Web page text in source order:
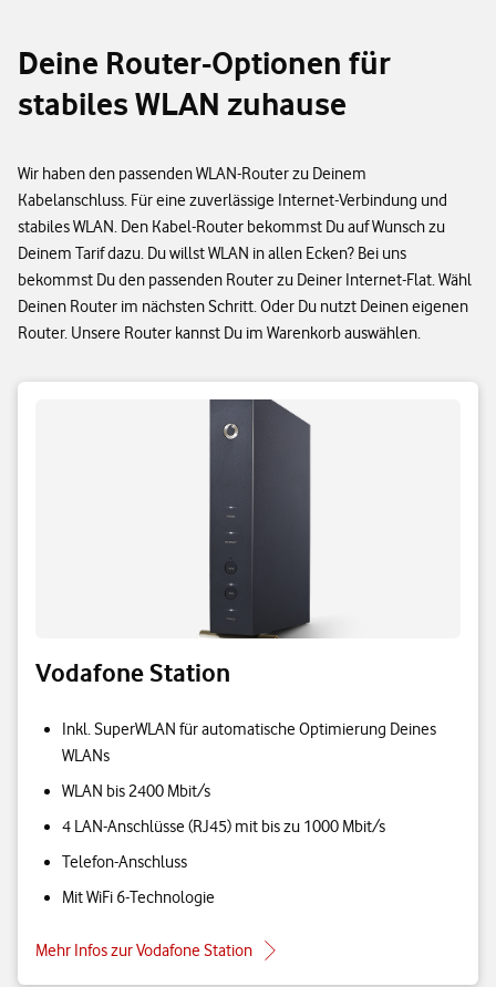
Deine Router-Optionen für
stabiles WLAN zuhause
Wir haben den passenden WLAN-Router zu Deinem
Kabelanschluss. Für eine zuverlässige Internet-Verbindung und
stabiles WLAN. Den Kabel-Router bekommst Du auf Wunsch zu
Deinem Tarif dazu. Du willst WLAN in allen Ecken? Bei uns
bekommst Du den passenden Router zu Deiner Internet-Flat. Wähl
Deinen Router im nächsten Schritt. Oder Du nutzt Deinen eigenen
Router. Unsere Router kannst Du im Warenkorb auswählen.
Vodafone Station
Inkl. SuperWLAN für automatische Optimierung Deines
WLANs
WLAN bis 2400 Mbit/s
4 LAN-Anschlüsse (RJ45) mit bis zu 1000 Mbit/s
Telefon-Anschluss
Mit WiFi 6-Technologie
Mehr Infos zur Vodafone Station